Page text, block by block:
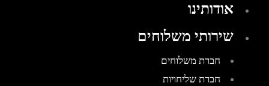
אודותינו
שירותי משלוחים
חברת משלוחים
חברת שליחויות